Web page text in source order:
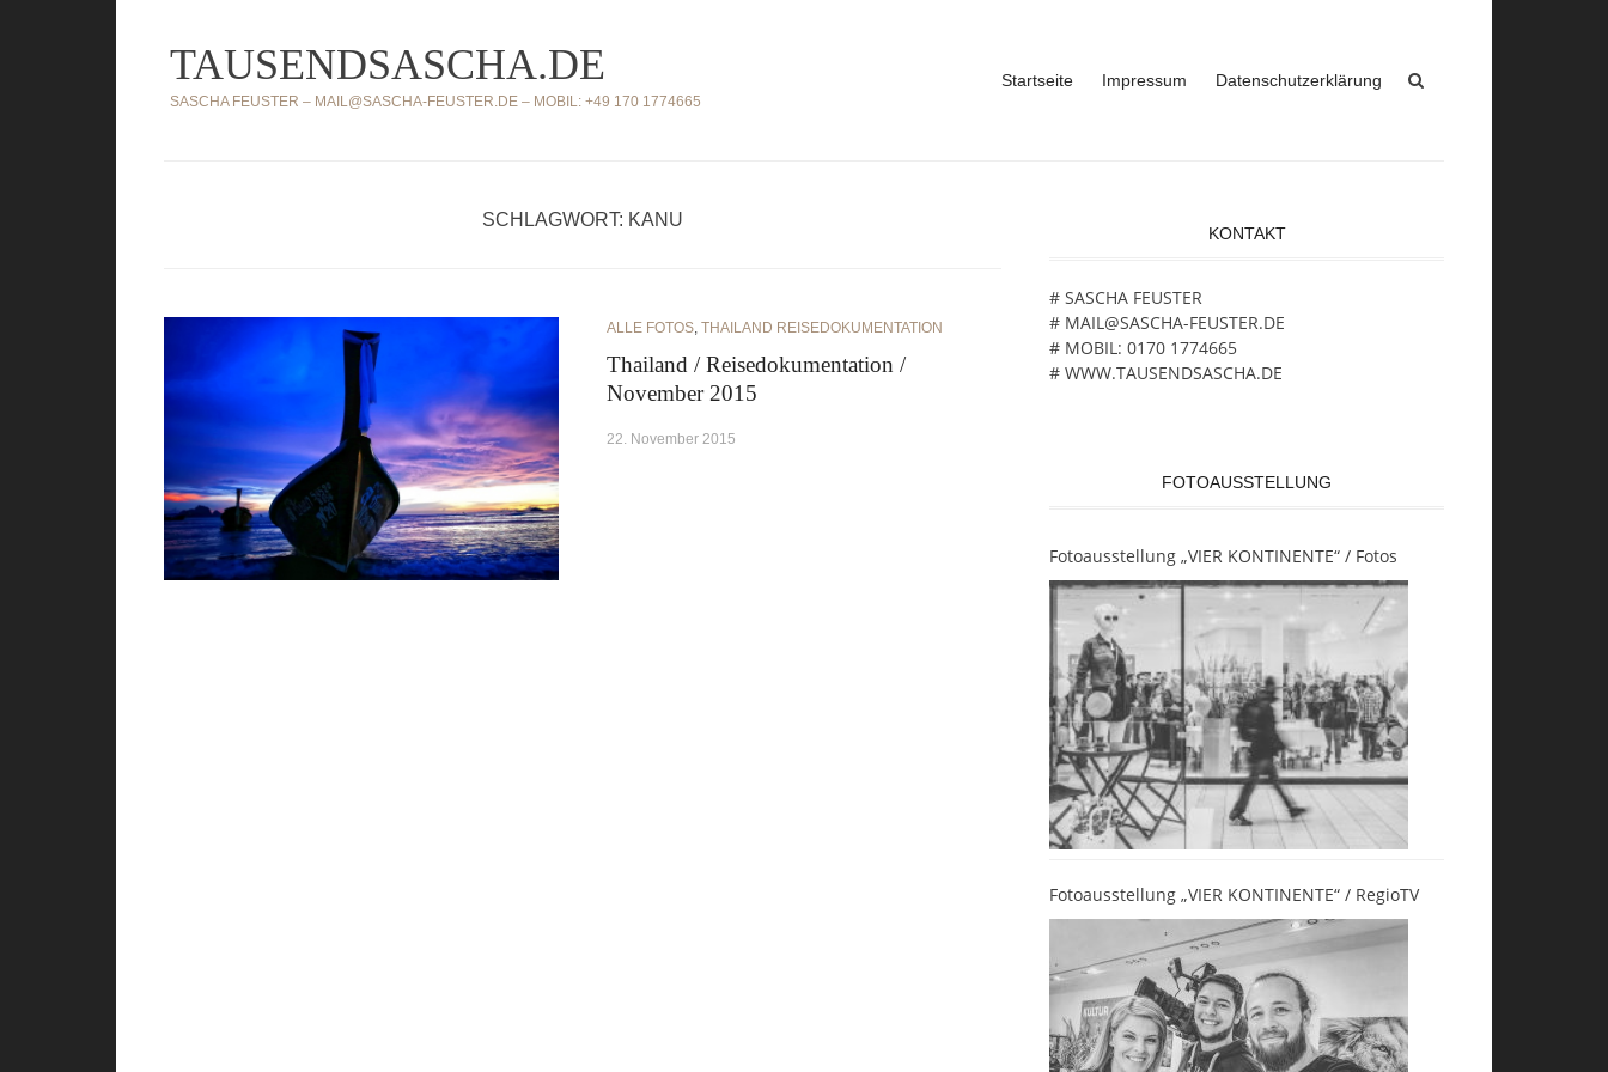
Inhalt
springen
TAUSENDSASCHA.DE
SASCHA FEUSTER – MAIL@SASCHA-FEUSTER.DE – MOBIL: +49 170 1774665
Startseite Impressum Datenschutzerklärung
SCHLAGWORT: KANU
ALLE FOTOS, THAILAND REISEDOKUMENTATION
Thailand / Reisedokumentation /
November 2015
22. November 2015
KONTAKT
# SASCHA FEUSTER
# MAIL@SASCHA-FEUSTER.DE
# MOBIL: 0170 1774665
# WWW.TAUSENDSASCHA.DE
FOTOAUSSTELLUNG
Fotoausstellung „VIER KONTINENTE“ / Fotos
Fotoausstellung „VIER KONTINENTE“ / RegioTV